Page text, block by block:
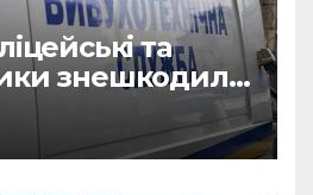
та
знешкодили
авіабомбу